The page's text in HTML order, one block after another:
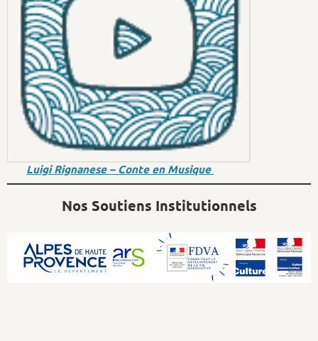
Luigi Rignanese – Conte en Musique
Nos Soutiens Institutionnels